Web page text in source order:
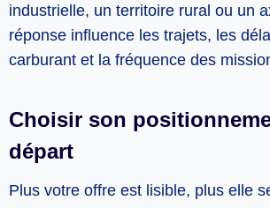
industrielle, un territoire rural ou un
réponse influence les trajets, les
carburant et la fréquence des
Choisir son
départ
Plus votre offre est lisible, plus elle